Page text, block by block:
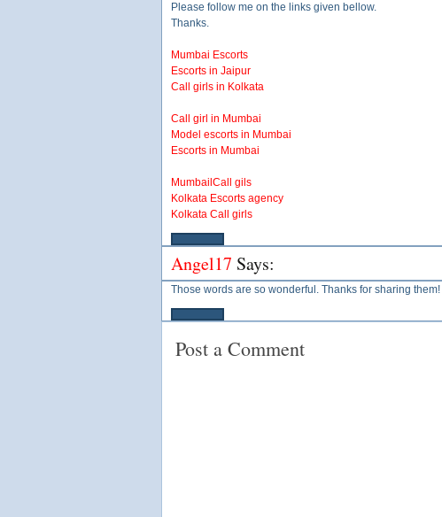
Please follow me on the links given bellow.
Thanks.
Mumbai Escorts
Escorts in Jaipur
Call girls in Kolkata
Call girl in Mumbai
Model escorts in Mumbai
Escorts in Mumbai
MumbailCall gils
Kolkata Escorts agency
Kolkata Call girls
Angel17 Says:
Those words are so wonderful. Thanks for sharing them!
Post a Comment